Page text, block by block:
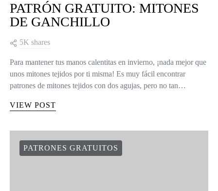
PATRÓN GRATUITO: MITONES
DE GANCHILLO
5K shares
Para mantener tus manos calentitas en invierno, ¡nada mejor que
unos mitones tejidos por ti misma! Es muy fácil encontrar
patrones de mitones tejidos con dos agujas, pero no tan…
VIEW POST
PATRONES GRATUITOS